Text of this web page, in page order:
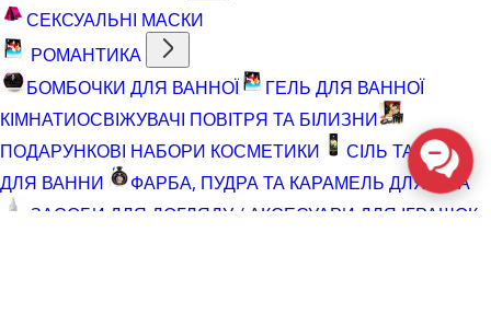
СЕКСУАЛЬНІ МАСКИ
РОМАНТИКА
БОМБОЧКИ ДЛЯ ВАННОЇ
ГЕЛЬ ДЛЯ ВАННОЇ
КІМНАТИОСВІЖУВАЧІ ПОВІТРЯ ТА БІЛИЗНИ
ПОДАРУНКОВІ НАБОРИ КОСМЕТИКИ
СІЛЬ ТА ПІНА
ДЛЯ ВАННИ
ФАРБА, ПУДРА ТА КАРАМЕЛЬ ДЛЯ ТІЛА
ЗАСОБИ ДЛЯ ДОГЛЯДУ / АКСЕСУАРИ ДЛЯ ІГРАШОК